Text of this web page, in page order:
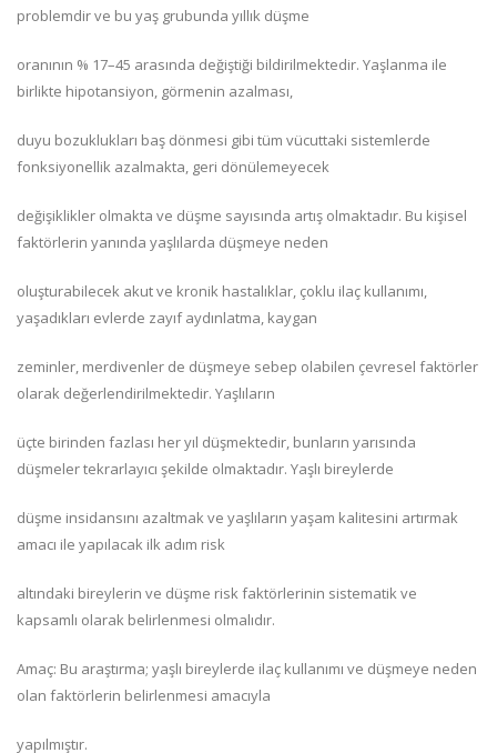
problemdir ve bu yaş grubunda yıllık düşme
oranının % 17–45 arasında değiştiği bildirilmektedir. Yaşlanma ile
birlikte hipotansiyon, görmenin azalması,
duyu bozuklukları baş dönmesi gibi tüm vücuttaki sistemlerde
fonksiyonellik azalmakta, geri dönülemeyecek
değişiklikler olmakta ve düşme sayısında artış olmaktadır. Bu kişisel
faktörlerin yanında yaşlılarda düşmeye neden
oluşturabilecek akut ve kronik hastalıklar, çoklu ilaç kullanımı,
yaşadıkları evlerde zayıf aydınlatma, kaygan
zeminler, merdivenler de düşmeye sebep olabilen çevresel faktörler
olarak değerlendirilmektedir. Yaşlıların
üçte birinden fazlası her yıl düşmektedir, bunların yarısında
düşmeler tekrarlayıcı şekilde olmaktadır. Yaşlı bireylerde
düşme insidansını azaltmak ve yaşlıların yaşam kalitesini artırmak
amacı ile yapılacak ilk adım risk
altındaki bireylerin ve düşme risk faktörlerinin sistematik ve
kapsamlı olarak belirlenmesi olmalıdır.
Amaç: Bu araştırma; yaşlı bireylerde ilaç kullanımı ve düşmeye neden
olan faktörlerin belirlenmesi amacıyla
yapılmıştır.